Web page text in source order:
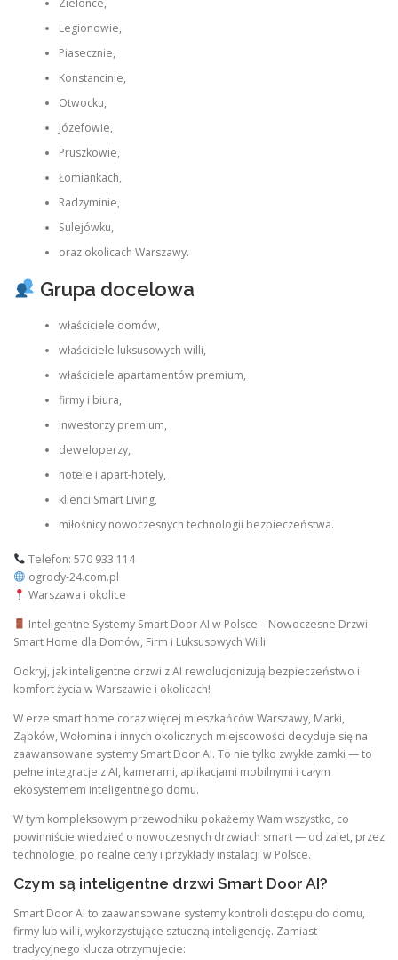
Legionowie,
Piasecznie,
Konstancinie,
Otwocku,
Józefowie,
Pruszkowie,
Łomiankach,
Radzyminie,
Sulejówku,
oraz okolicach Warszawy.
Grupa docelowa
właściciele domów,
właściciele luksusowych willi,
właściciele apartamentów premium,
firmy i biura,
inwestorzy premium,
deweloperzy,
hotele i apart-hotely,
klienci Smart Living,
miłośnicy nowoczesnych technologii bezpieczeństwa.
Telefon: 570 933 114
ogrody-24.com.pl
Warszawa i okolice
Inteligentne Systemy Smart Door AI w Polsce – Nowoczesne Drzwi
Smart Home dla Domów, Firm i Luksusowych Willi
Odkryj, jak inteligentne drzwi z AI rewolucjonizują bezpieczeństwo i
komfort życia w Warszawie i okolicach!
W erze smart home coraz więcej mieszkańców Warszawy, Marki,
Ząbków, Wołomina i innych okolicznych miejscowości decyduje się na
zaawansowane systemy Smart Door AI. To nie tylko zwykłe zamki — to
pełne integracje z AI, kamerami, aplikacjami mobilnymi i całym
ekosystemem inteligentnego domu.
W tym kompleksowym przewodniku pokażemy Wam wszystko, co
powinniście wiedzieć o nowoczesnych drzwiach smart — od zalet, przez
technologie, po realne ceny i przykłady instalacji w Polsce.
Czym są inteligentne drzwi Smart Door AI?
Smart Door AI to zaawansowane systemy kontroli dostępu do domu,
firmy lub willi, wykorzystujące sztuczną inteligencję. Zamiast
tradycyjnego klucza otrzymujecie: